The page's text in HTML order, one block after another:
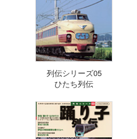
列伝シリーズ05
ひたち列伝